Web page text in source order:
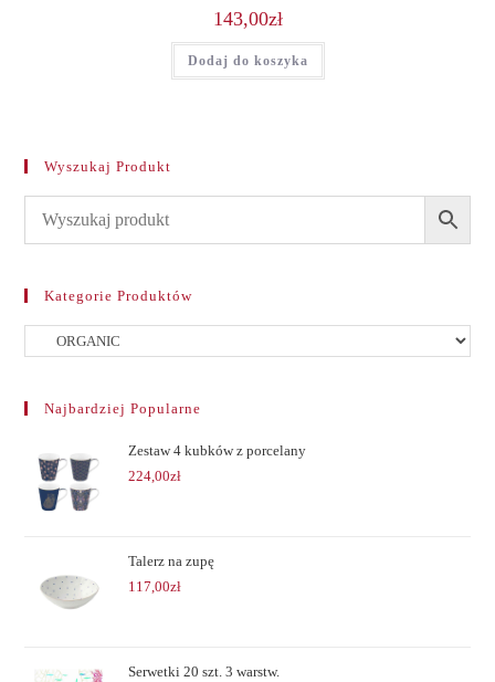
143,00zł
Dodaj do koszyka
Wyszukaj Produkt
Kategorie Produktów
Najbardziej Popularne
Zestaw 4 kubków z porcelany
224,00zł
Talerz na zupę
117,00zł
Serwetki 20 szt. 3 warstw.